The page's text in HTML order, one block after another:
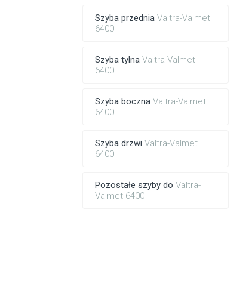
Szyba przednia Valtra-Valmet
6400
Szyba tylna Valtra-Valmet
6400
Szyba boczna Valtra-Valmet
6400
Szyba drzwi Valtra-Valmet
6400
Pozostałe szyby do Valtra-
Valmet 6400